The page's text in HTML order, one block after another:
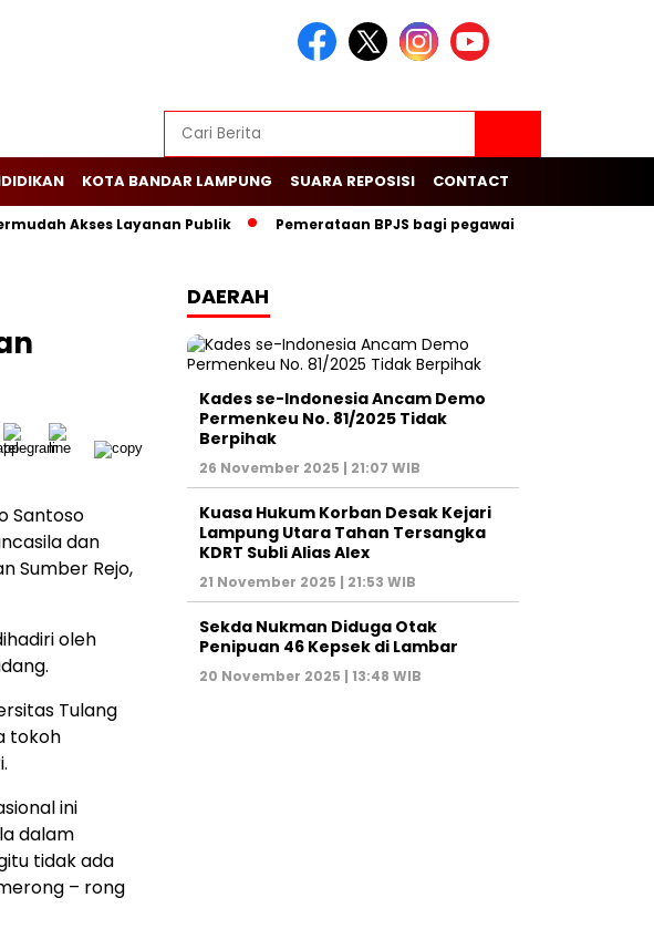
KOTA BANDAR LAMPUNG SUARA REPOSISI CONTACT
Akses Layanan Publik Pemerataan BPJS bagi pegawai swasta dalam
Santoso
dan
Sumber Rejo,
oleh
Tulang
tokoh
ini
dalam
tidak ada
– rong
DAERAH
Kades se-Indonesia Ancam Demo
Permenkeu No. 81/2025 Tidak
Berpihak
26 November 2025 | 21:07 WIB
Kuasa Hukum Korban Desak Kejari
Lampung Utara Tahan Tersangka
KDRT Subli Alias Alex
21 November 2025 | 21:53 WIB
Sekda Nukman Diduga Otak
Penipuan 46 Kepsek di Lambar
20 November 2025 | 13:48 WIB